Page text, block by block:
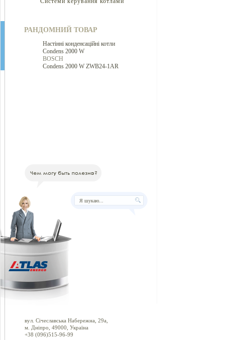
РАНДОМНИЙ ТОВАР
Настінні конденсаційні котли
Condens 2000 W
BOSCH
Condens 2000 W ZWB24-1AR
вул. Січеславська Набережна, 29а,
м. Дніпро, 49000, Україна
+38 (096)515-96-99